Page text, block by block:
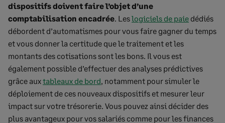
dispositifs doivent faire l’objet d’une
comptabilisation encadrée . Leslogiciels de paie dédiés
débordent d’automatismes pour vous faire gagner du temps
et vous donner la certitude que le traitement et les
montants des cotisations sont les bons. Il vous est
également possible d’effectuer des analyses prédictives
grâce auxtableaux de bord , notamment pour simuler le
déploiement de ces nouveaux dispositifs et mesurer leur
impact sur votre trésorerie. Vous pouvez ainsi décider des
plus avantageux pour vos salariés comme pour les finances